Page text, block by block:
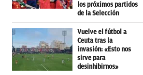
los próximos partidos
de la Selección
Vuelve el fútbol a
Ceuta tras la
invasión: «Esto nos
sirve para
desinhibirnos»